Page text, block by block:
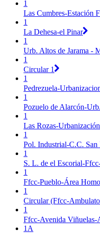
1
Las Cumbres-Estación
1
La Dehesa-el Pinar
1
Urb. Altos de Jarama -
1
Circular 1
1
Pedrezuela-
1
Pozuelo de Alarcón-
1
Las Rozas-
1
Pol. Industrial-C.C. San
1
S. L. de el Escorial-
1
Ffcc-Pueblo-Área
1
Circular (Ffcc-
1
Ffcc-Avenida Viñuelas-
1A